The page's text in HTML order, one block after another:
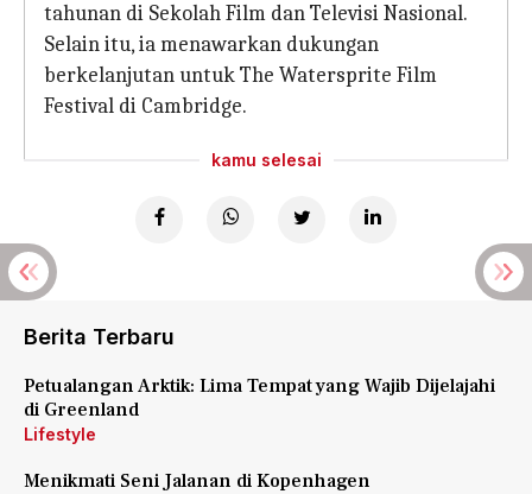
tahunan di Sekolah Film dan Televisi Nasional.
Selain itu, ia menawarkan dukungan
berkelanjutan untuk The Watersprite Film
Festival di Cambridge.
kamu selesai
Berita Terbaru
Petualangan Arktik: Lima Tempat yang Wajib Dijelajahi
di Greenland
Lifestyle
Menikmati Seni Jalanan di Kopenhagen